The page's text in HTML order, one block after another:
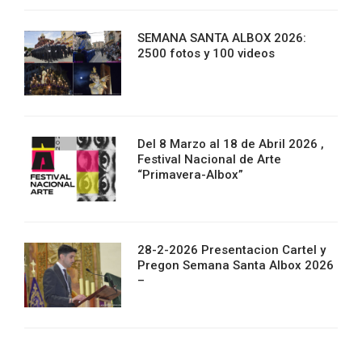
SEMANA SANTA ALBOX 2026:
2500 fotos y 100 videos
Del 8 Marzo al 18 de Abril 2026 ,
Festival Nacional de Arte
“Primavera-Albox”
28-2-2026 Presentacion Cartel y
Pregon Semana Santa Albox 2026
–